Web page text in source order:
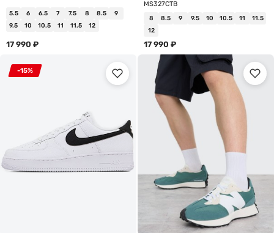
5.5 6 6.5 7 7.5 8 8.5
9
9.5
10 10.5 11 11.5 12
17 990 ₽
MS327CTB
8 8.5 9 9.5 10 10.5 11
11.5
12
17 990 ₽
-15%